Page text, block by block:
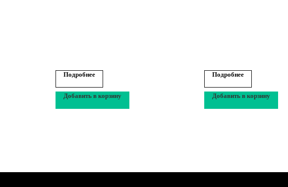
Подробнее
Добавить в корзину
Подробнее
Добавить в корзину